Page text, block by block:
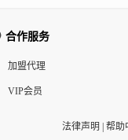
合作服务
加盟代理
VIP会员
法律声明 帮助